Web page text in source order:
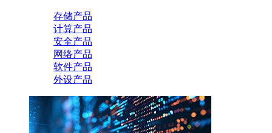
存储产品
计算产品
安全产品
网络产品
软件产品
外设产品